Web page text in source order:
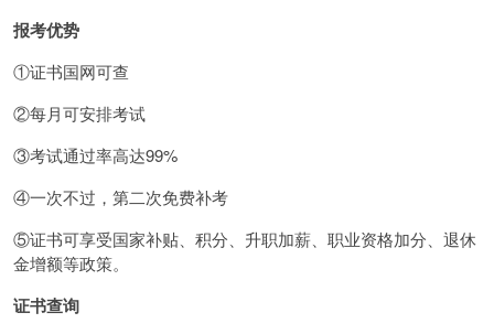
报考优势
①证书国网可查
②每月可安排考试
③考试通过率高达99%
④一次不过，第二次免费补考
⑤证书可享受国家补贴、积分、升职加薪、职业资格加分、退休
金增额等政策。
证书查询